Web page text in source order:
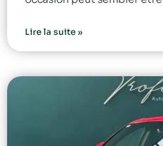
Lire la suite »